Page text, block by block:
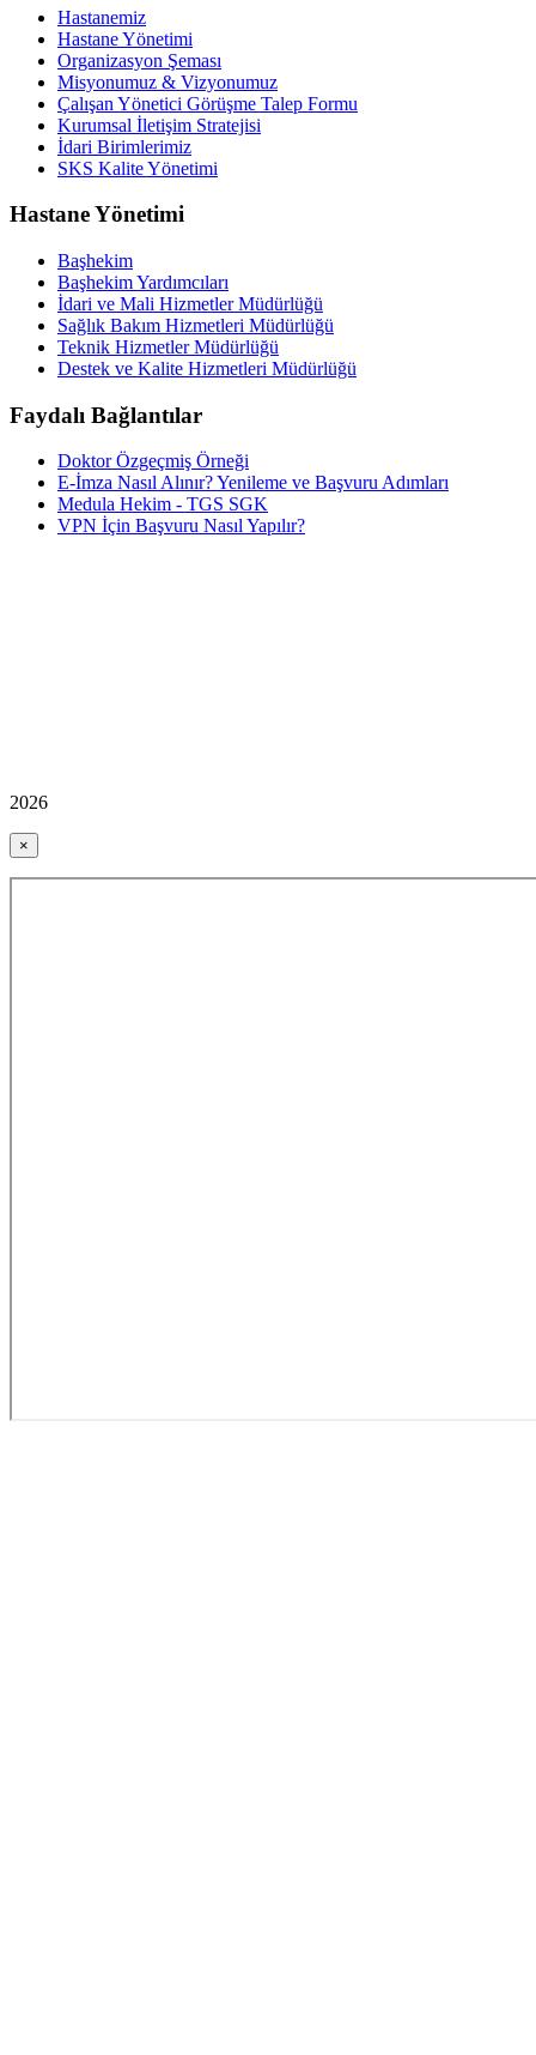
Hastanemiz
Hastane Yönetimi
Organizasyon Şeması
Misyonumuz & Vizyonumuz
Çalışan Yönetici Görüşme Talep Formu
Kurumsal İletişim Stratejisi
İdari Birimlerimiz
SKS Kalite Yönetimi
Hastane Yönetimi
Başhekim
Başhekim Yardımcıları
İdari ve Mali Hizmetler Müdürlüğü
Sağlık Bakım Hizmetleri Müdürlüğü
Teknik Hizmetler Müdürlüğü
Destek ve Kalite Hizmetleri Müdürlüğü
Faydalı Bağlantılar
Doktor Özgeçmiş Örneği
E-İmza Nasıl Alınır? Yenileme ve Başvuru Adımları
Medula Hekim - TGS SGK
VPN İçin Başvuru Nasıl Yapılır?
2026
×